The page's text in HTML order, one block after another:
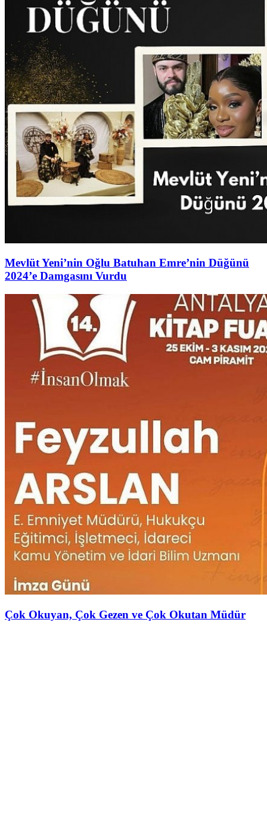
Mevlüt Yeni’nin Oğlu Batuhan Emre’nin Düğünü
2024’e Damgasını Vurdu
Çok Okuyan, Çok Gezen ve Çok Okutan Müdür